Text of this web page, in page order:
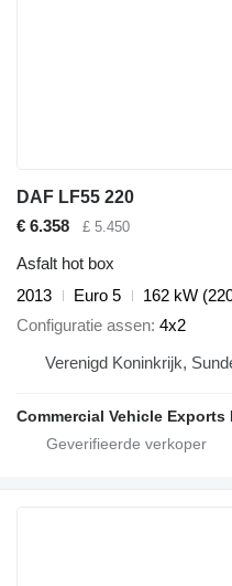
DAF LF55 220
€ 6.358
£ 5.450
Asfalt hot box
2013
Euro 5
162 kW
Configuratie assen 4x2
Verenigd Koninkrijk,
Commercial Vehicle Exports